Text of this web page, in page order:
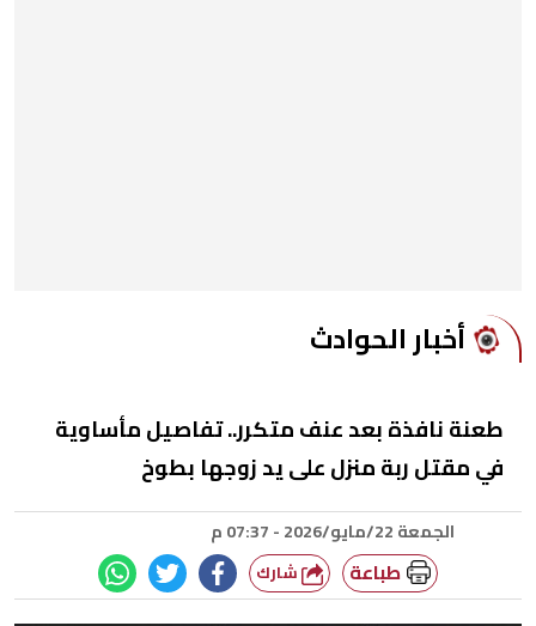
أخبار الحوادث
طعنة نافذة بعد عنف متكرر.. تفاصيل مأساوية
في مقتل ربة منزل على يد زوجها بطوخ
الجمعة 22/مايو/2026 - 07:37 م
طباعة